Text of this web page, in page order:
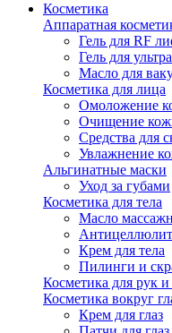
Косметика
Аппаратная
Гель для RF
Гель для
Масло для
Косметика для лица
Омоложение
Очищение
Средства для
Увлажнение
Альгинатные маски
Уход за губами
Косметика для тела
Масло
Крем для тела
Пилинги и
Косметика для рук и
Косметика вокруг
Крем для глаз